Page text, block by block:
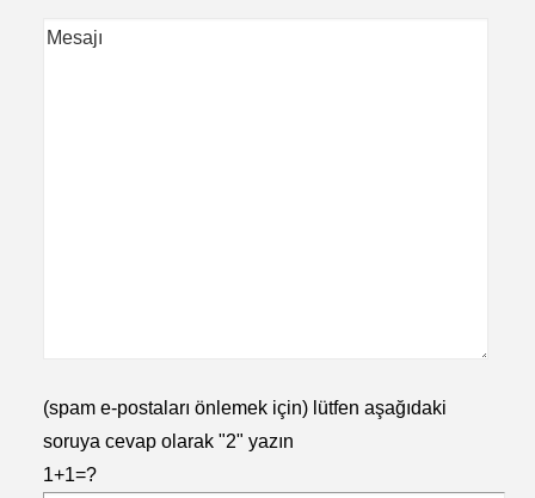
(spam e-postaları önlemek için) lütfen aşağıdaki
soruya cevap olarak "2" yazın
1+1=?